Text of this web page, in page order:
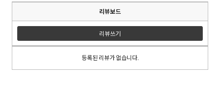
이코 라이프 하
리뷰보드
리뷰쓰기
등록된 리뷰가 없습니다.